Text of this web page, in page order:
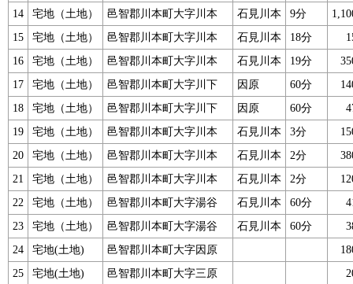
14
宅地（土地） 邑智郡川本町大字川本 石見川本 9分
15
宅地（土地） 邑智郡川本町大字川本 石見川本 18分
16
宅地（土地） 邑智郡川本町大字川本 石見川本 19分
17
宅地（土地） 邑智郡川本町大字川下 因原 60分
18
宅地（土地） 邑智郡川本町大字川下 因原 60分
19
宅地（土地） 邑智郡川本町大字川本 石見川本 3分
20
宅地（土地） 邑智郡川本町大字川本 石見川本 2分
21
宅地（土地） 邑智郡川本町大字川本 石見川本 2分
22
宅地（土地） 邑智郡川本町大字湯谷 石見川本 60分
23
宅地（土地） 邑智郡川本町大字湯谷 石見川本 60分
24
宅地(土地) 邑智郡川本町大字因原
25
宅地(土地) 邑智郡川本町大字三原